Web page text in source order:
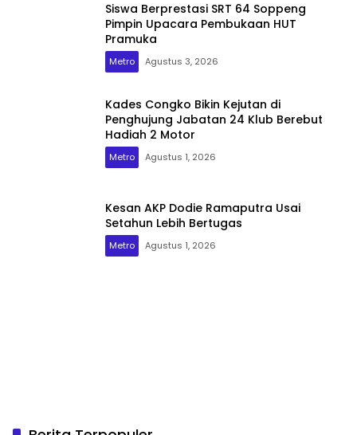
Siswa Berprestasi SRT 64 Soppeng
Pimpin Upacara Pembukaan HUT
Pramuka
Metro Agustus 3, 2026
Kades Congko Bikin Kejutan di
Penghujung Jabatan 24 Klub Berebut
Hadiah 2 Motor
Metro Agustus 1, 2026
Kesan AKP Dodie Ramaputra Usai
Setahun Lebih Bertugas
Metro Agustus 1, 2026